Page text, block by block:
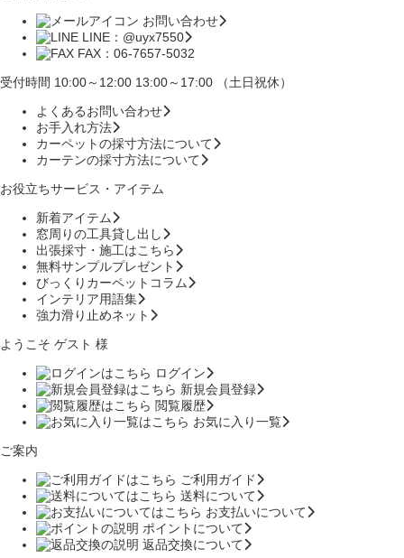
お問い合わせ
LINE：@uyx7550
FAX：06-7657-5032
受付時間 10:00～12:00 13:00～17:00 （土日祝休）
よくあるお問い合わせ
お手入れ方法
カーペットの採寸方法について
カーテンの採寸方法について
お役立ちサービス・アイテム
新着アイテム
窓周りの工具貸し出し
出張採寸・施工はこちら
無料サンプルプレゼント
びっくりカーペットコラム
インテリア用語集
強力滑り止めネット
ようこそ ゲスト 様
ログイン
新規会員登録
閲覧履歴
お気に入り一覧
ご案内
ご利用ガイド
送料について
お支払いについて
ポイントについて
返品交換について